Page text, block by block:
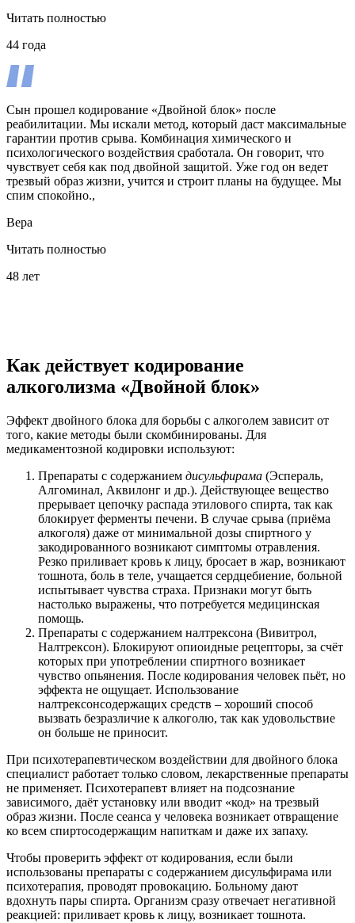
Читать полностью
44 года
Сын прошел кодирование «Двойной блок» после
реабилитации. Мы искали метод, который даст максимальные
гарантии против срыва. Комбинация химического и
психологического воздействия сработала. Он говорит, что
чувствует себя как под двойной защитой. Уже год он ведет
трезвый образ жизни, учится и строит планы на будущее. Мы
спим спокойно.,
Вера
Читать полностью
48 лет
Как действует кодирование
алкоголизма «Двойной блок»
Эффект двойного блока для борьбы с алкоголем зависит от
того, какие методы были скомбинированы. Для
медикаментозной кодировки используют:
Препараты с содержанием дисульфирама (Эспераль,
Алгоминал, Аквилонг и др.). Действующее вещество
прерывает цепочку распада этилового спирта, так как
блокирует ферменты печени. В случае срыва (приёма
алкоголя) даже от минимальной дозы спиртного у
закодированного возникают симптомы отравления.
Резко приливает кровь к лицу, бросает в жар, возникают
тошнота, боль в теле, учащается сердцебиение, больной
испытывает чувства страха. Признаки могут быть
настолько выражены, что потребуется медицинская
помощь.
Препараты с содержанием налтрексона (Вивитрол,
Налтрексон). Блокируют опиоидные рецепторы, за счёт
которых при употреблении спиртного возникает
чувство опьянения. После кодирования человек пьёт, но
эффекта не ощущает. Использование
налтрексонсодержащих средств – хороший способ
вызвать безразличие к алкоголю, так как удовольствие
он больше не приносит.
При психотерапевтическом воздействии для двойного блока
специалист работает только словом, лекарственные препараты
не применяет. Психотерапевт влияет на подсознание
зависимого, даёт установку или вводит «код» на трезвый
образ жизни. После сеанса у человека возникает отвращение
ко всем спиртосодержащим напиткам и даже их запаху.
Чтобы проверить эффект от кодирования, если были
использованы препараты с содержанием дисульфирама или
психотерапия, проводят провокацию. Больному дают
вдохнуть пары спирта. Организм сразу отвечает негативной
реакцией: приливает кровь к лицу, возникает тошнота.